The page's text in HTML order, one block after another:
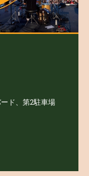
ド、第2駐車場